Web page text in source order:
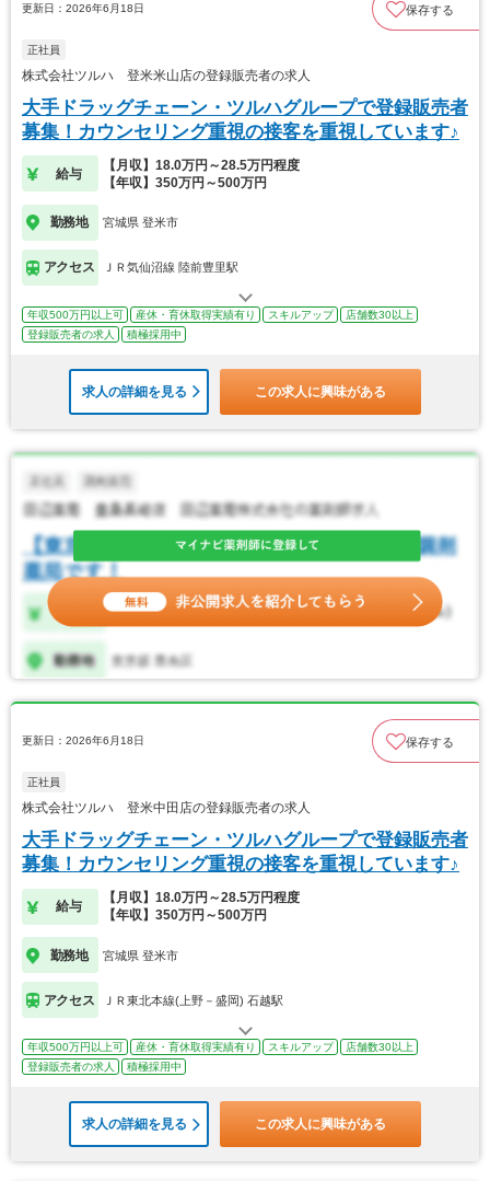
更新日：2026年6月18日 保存する
正社員
株式会社ツルハ 登米米山店の登録販売者の求人
大手ドラッグチェーン・ツルハグループで登録販売者
募集！カウンセリング重視の接客を重視しています♪
給与
【月収】18.0万円～28.5万円程度
【年収】350万円～500万円
勤務地 宮城県 登米市
アクセス ＪＲ気仙沼線 陸前豊里駅
年収500万円以上可 産休・育休取得実績有り スキルアップ
店舗数30以上
登録販売者の求人
積極採用中
求人の詳細を見る この求人に興味がある
更新日：2026年6月18日 保存する
正社員
株式会社ツルハ 登米中田店の登録販売者の求人
大手ドラッグチェーン・ツルハグループで登録販売者
募集！カウンセリング重視の接客を重視しています♪
給与
【月収】18.0万円～28.5万円程度
【年収】350万円～500万円
勤務地 宮城県 登米市
アクセス ＪＲ東北本線(上野－盛岡) 石越駅
年収500万円以上可 産休・育休取得実績有り スキルアップ
店舗数30以上
登録販売者の求人
積極採用中
求人の詳細を見る この求人に興味がある